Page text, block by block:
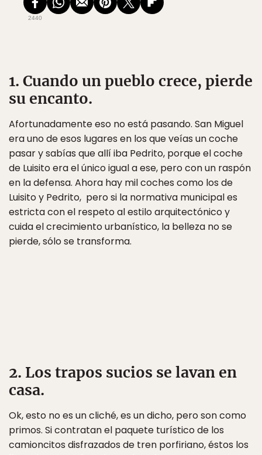
2440
1. Cuando un pueblo crece, pierde
su encanto.
Afortunadamente eso no está pasando. San Miguel
era uno de esos lugares en los que veías un coche
pasar y sabías que allí iba Pedrito, porque el coche
de Luisito era el único igual a ese, pero con un raspón
en la defensa. Ahora hay mil coches como los de
Luisito y Pedrito, pero si la normativa municipal es
estricta con el respeto al estilo arquitectónico y
cuida el crecimiento urbanístico, la belleza no se
pierde, sólo se transforma.
2. Los trapos sucios se lavan en
casa.
Ok, esto no es un cliché, es un dicho, pero son como
primos. Si contratan el paquete turístico de los
camioncitos disfrazados de tren porfiriano, éstos los